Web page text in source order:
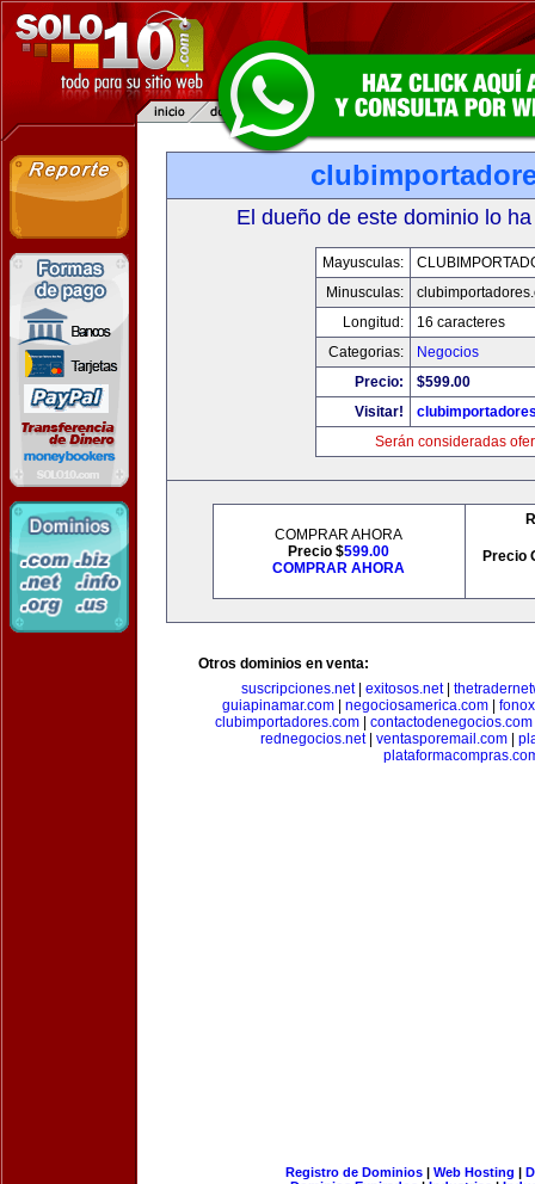
El dueño de este dominio lo
Mayusculas:
Minusculas:
Longitud:
16 caracteres
Categorias:
Negocios
Precio:
$599.00
Visitar!
Serán consideradas
COMPRAR AHORA
Precio $599.00
COMPRAR AHORA
Precio
Otros dominios en venta:
suscripciones.net| exitosos.net|
guiapinamar.com
negociosamerica.com
clubimportadores.com
contactodenegocios.com
rednegocios.net| ventasporemail.com
Registro de Dominios| Web Hosting |